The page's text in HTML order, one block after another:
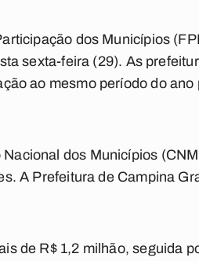
dos Municípios
sexta-feira (29). As
ao mesmo período do
dos Municípios
A Prefeitura de Campina
de R$ 1,2 milhão, seguida